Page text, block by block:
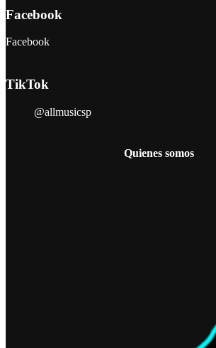
Facebook
Facebook
TikTok
@allmusicsp
Quienes somos